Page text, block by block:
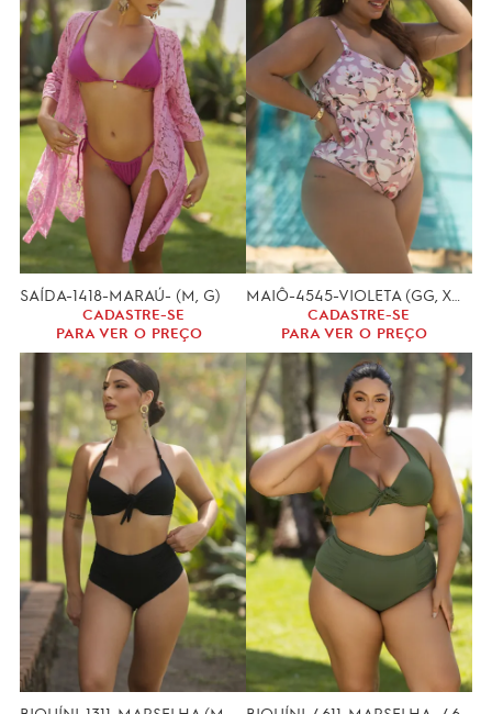
SAÍDA-1418-MARAÚ- (M, G)
CADASTRE-SE
PARA VER O PREÇO
CADASTRE-SE
PARA VER O PREÇO